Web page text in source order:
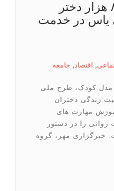
۸۰ هزار دختر
در خدمت
,جامعه
طرح ملی
دختران
مهارت های
در دستور
مهر، گروه